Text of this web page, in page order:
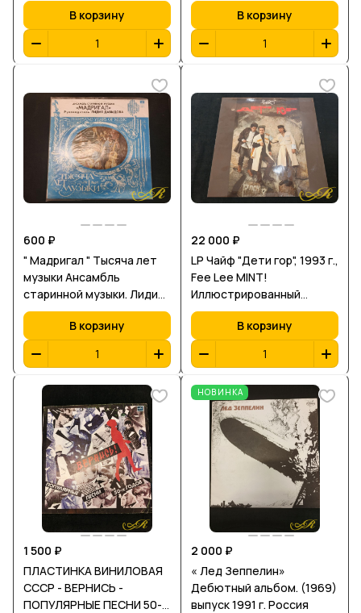
В корзину
Růžičková – клавесин.
Чехословакия.
В корзину
600 ₽
" Мадригал " Тысяча лет
музыки Ансамбль
старинной музыки. Лидия
Давыдова.1980 г
В корзину
22 000 ₽
LP Чайф "Дети гор", 1993 г.,
Fee Lee MINT!
Иллюстрированный
внутренний конверт
В корзину
1 500 ₽
ПЛАСТИНКА ВИНИЛОВАЯ
СССР - ВЕРНИСЬ -
ПОПУЛЯРНЫЕ ПЕСНИ 50-х
НОВИНКА
2 000 ₽
« Лед Зеппелин»
Дебютный альбом. (1969)
выпуск 1991 г. Россия